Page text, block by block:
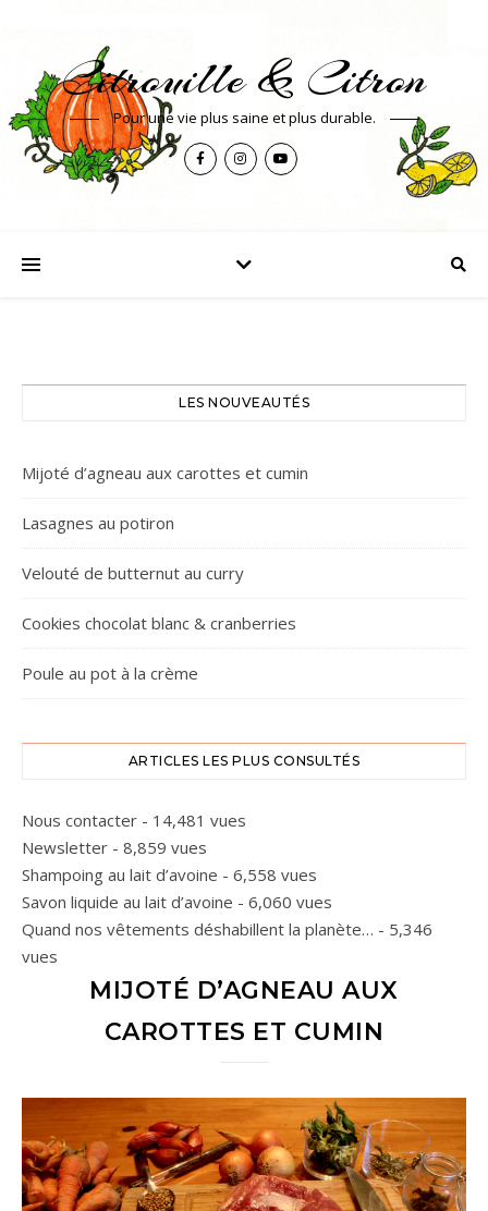
Citrouille & Citron
Pour une vie plus saine et plus durable.
LES NOUVEAUTÉS
Mijoté d’agneau aux carottes et cumin
Lasagnes au potiron
Velouté de butternut au curry
Cookies chocolat blanc & cranberries
Poule au pot à la crème
ARTICLES LES PLUS CONSULTÉS
Nous contacter - 14,481 vues
Newsletter - 8,859 vues
Shampoing au lait d’avoine - 6,558 vues
Savon liquide au lait d’avoine - 6,060 vues
Quand nos vêtements déshabillent la planète… - 5,346
vues
MIJOTÉ D’AGNEAU AUX
CAROTTES ET CUMIN